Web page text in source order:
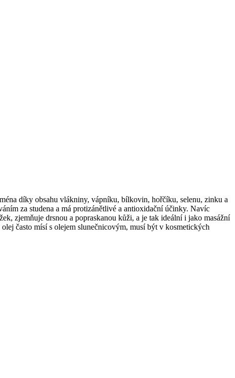
díky obsahu vlákniny, vápníku, bílkovin, hořčíku, selenu, zinku a
za studena a má protizánětlivé a antioxidační účinky. Navíc
zjemňuje drsnou a popraskanou kůži, a je tak ideální i jako masážní
často mísí s olejem slunečnicovým, musí být v kosmetických